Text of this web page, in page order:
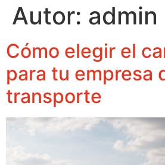
Autor: admin
Cómo elegir el
para tu empresa
transporte